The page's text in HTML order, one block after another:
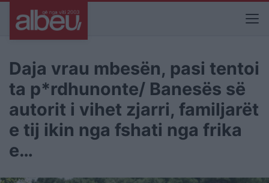
Daja vrau mbesën, pasi tentoi
ta p*rdhunonte/ Banesës së
autorit i vihet zjarri, familjarët
e tij ikin nga fshati nga frika
e…